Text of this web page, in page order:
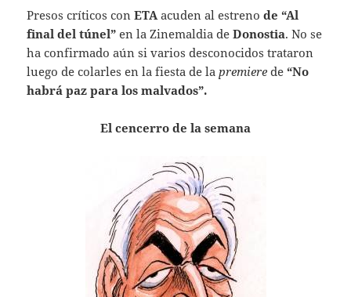
Presos críticos conETAacuden al estrenode “Al
final del túnel” en la Zinemaldia deDonostia. No se
ha confirmado aún si varios desconocidos trataron
luego de colarles en la fiesta de lapremiere de“No
habrá paz para los malvados”.
El cencerro de la semana